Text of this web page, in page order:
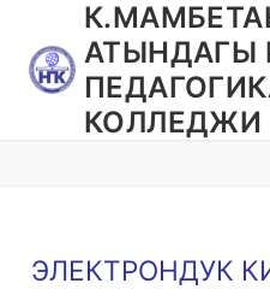
АТЫНДАГЫ
КОЛЛЕДЖИ
ЭЛЕКТРОНДУК